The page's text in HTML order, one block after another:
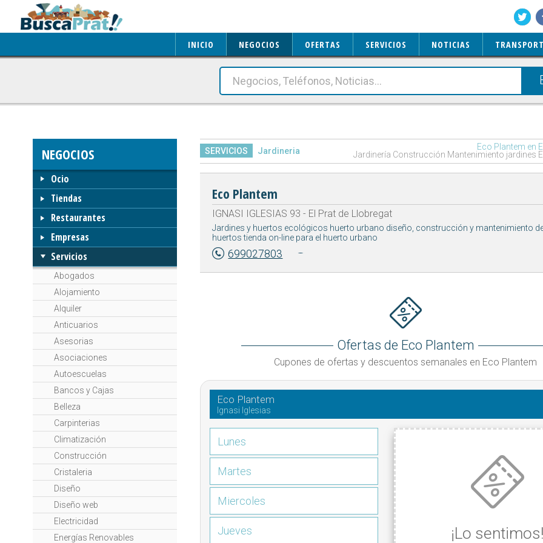
INICIO NEGOCIOS OFERTAS SERVICIOS NOTICIAS
NEGOCIOS
Ocio
Tiendas
Restaurantes
Empresas
Servicios
Abogados
Alojamiento
Alquiler
Anticuarios
Asesorias
Asociaciones
Autoescuelas
Bancos y Cajas
Belleza
Carpinterias
Climatización
Construcción
Cristaleria
Diseño
Diseño web
Electricidad
Energías Renovables
SERVICIOS Jardineria
Eco Plantem en
Jardinería Construcción Mantenimiento jardines
Eco Plantem
IGNASI IGLESIAS 93 - El Prat de Llobregat
Jardines y huertos ecológicos huerto urbano diseño, construcción y mantenimiento
huertos tienda on-line para el huerto urbano
699027803
Ofertas de Eco Plantem
Cupones de ofertas y descuentos semanales en Eco Plantem
Eco Plantem
Ignasi Iglesias
Lunes
Martes
Miercoles
Jueves ¡Lo